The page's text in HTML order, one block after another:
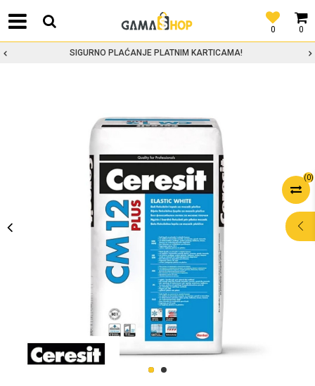
0
0
SIGURNO PLAĆANJE PLATNIM KARTICAMA!
(0)
1 2
POMOĆ PRI
KUPOVINI
Za više informacija, pomoć
i porudžbine